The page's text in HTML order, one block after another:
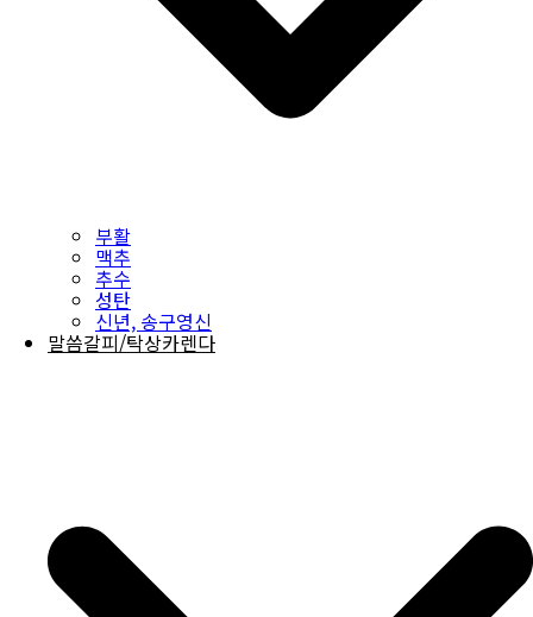
부활
맥추
추수
성탄
신년, 송구영신
말씀갈피/탁상카렌다